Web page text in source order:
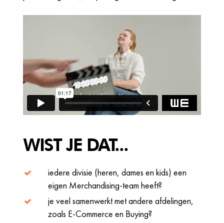
WIST JE DAT...
iedere divisie (heren, dames en kids) een
eigen Merchandising-team heeft?
je veel samenwerkt met andere afdelingen,
zoals E-Commerce en Buying?